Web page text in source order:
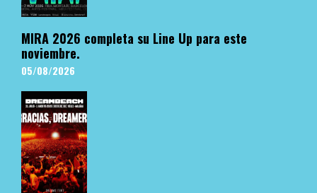
MIRA 2026 completa su Line Up para este
noviembre.
05/08/2026